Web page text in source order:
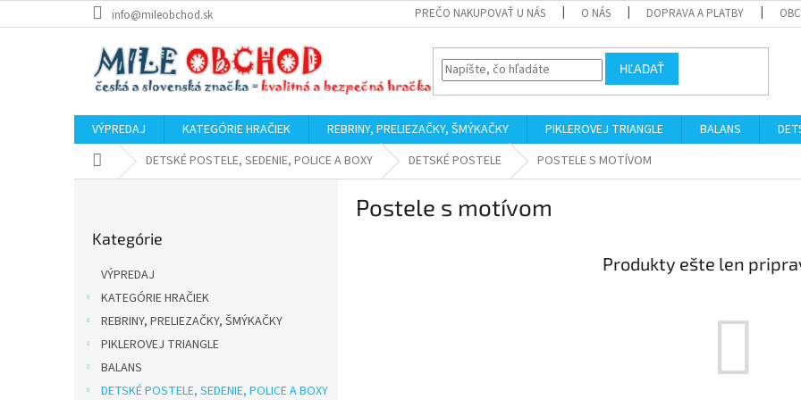
na
info@mileobchod.sk PREČO NAKUPOVAŤ U NÁS O NÁS DOPRAVA A PLATBY
HĽADAŤ
VÝPREDAJ KATEGÓRIE HRAČIEK REBRINY, PRELIEZAČKY, ŠMÝKAČKY PIKLEROVEJ TRIANGLE BALANS
DomovDETSKÉ POSTELE, SEDENIE, POLICE A BOXY DETSKÉ POSTELE POSTELE S MOTÍVOM
kategórie
Kategórie
VÝPREDAJ
KATEGÓRIE HRAČIEK
REBRINY, PRELIEZAČKY, ŠMÝKAČKY
PIKLEROVEJ TRIANGLE
BALANS
DETSKÉ POSTELE, SEDENIE, POLICE A BOXY
Postele s motívom
Produkty ešte len